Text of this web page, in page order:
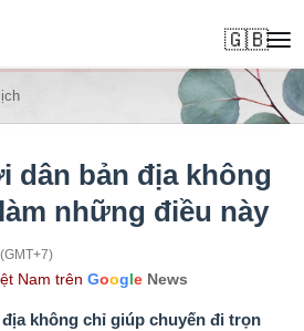
🇬🇧
dân bản địa không
những điều này
Nam trên Google News
không chỉ giúp chuyến đi trọn